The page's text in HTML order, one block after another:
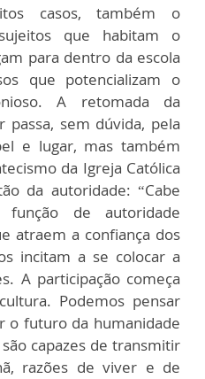
casos, também o
que habitam o
para dentro da escola
que potencializam o
A retomada da
sem dúvida, pela
e lugar, mas também
da Igreja Católica
da autoridade: “Cabe
de autoridade
atraem a confiança dos
incitam a se colocar a
A participação começa
Podemos pensar
o futuro da humanidade
capazes de transmitir
razões de viver e de